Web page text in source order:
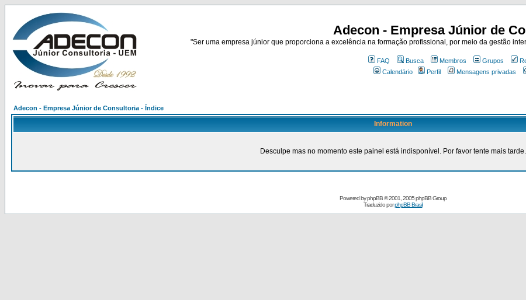
Adecon - Empresa Júnior de
"Ser uma empresa júnior que proporciona a excelência na formação profissional, por meio da gestão
FAQ Busca Membros Grupos
Calendário
Perfil Mensagens privadas
Adecon - Empresa Júnior de Consultoria - Índice
Information
Desculpe mas no momento este painel está indisponível. Por favor tente mais tarde.
Powered byphpBB© 2001, 2005 phpBB Group
Traduzido porphpBB Brasil